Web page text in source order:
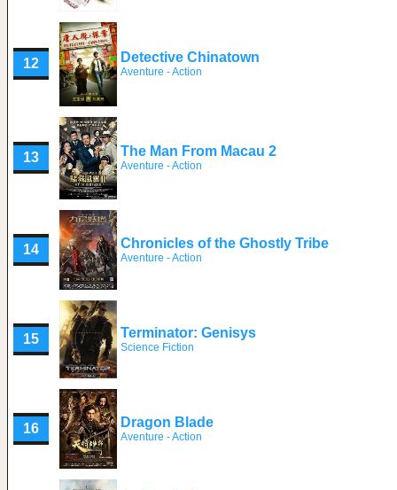
12 Detective Chinatown
Aventure - Action
13 The Man From Macau 2
Aventure - Action
14 Chronicles of the Ghostly Tribe
Aventure - Action
15 Terminator: Genisys
Science Fiction
16 Dragon Blade
Aventure - Action